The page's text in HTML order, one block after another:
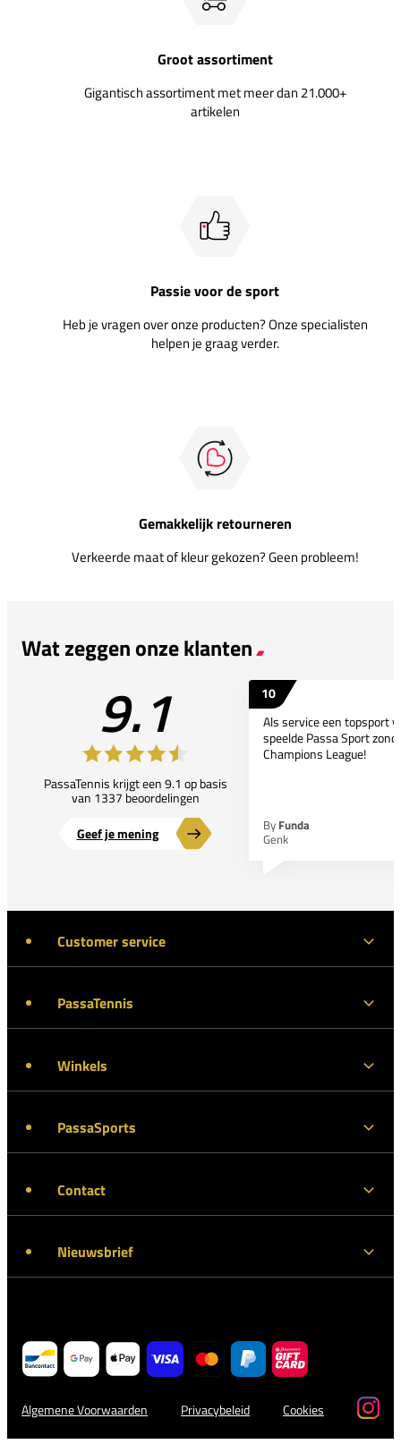
Groot assortiment
Gigantisch assortiment met meer dan 21.000+
artikelen
Passie voor de sport
Heb je vragen over onze producten? Onze specialisten
helpen je graag verder.
Gemakkelijk retourneren
Verkeerde maat of kleur gekozen? Geen probleem!
Wat zeggen onze klanten
9.1
PassaTennis krijgt een 9.1 op basis
van 1337 beoordelingen
Geef je mening
10
Als service een topsport
speelde Passa Sport
Champions League!
By Funda
Genk
Customer service
PassaTennis
Winkels
PassaSports
Contact
Nieuwsbrief
Algemene Voorwaarden Privacybeleid Cookies